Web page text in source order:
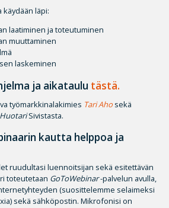
läpi:
laatiminen ja toteutuminen
muuttaminen
laskeminen
ja aikataulu tästä.
työmarkkinalakimies Tari Aho sekä
Sivistasta.
kautta helppoa ja
ruudultasi luennoitsijan sekä esitettävän
toteutetaan GoToWebinar-palvelun avulla,
(suosittelemme selaimeksi
sekä sähköpostin. Mikrofonisi on